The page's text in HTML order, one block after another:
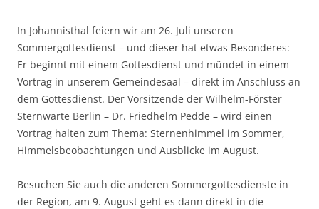
In Johannisthal feiern wir am 26. Juli unseren
Sommergottesdienst – und dieser hat etwas Besonderes:
Er beginnt mit einem Gottesdienst und mündet in einem
Vortrag in unserem Gemeindesaal – direkt im Anschluss an
dem Gottesdienst. Der Vorsitzende der Wilhelm-Förster
Sternwarte Berlin – Dr. Friedhelm Pedde – wird einen
Vortrag halten zum Thema: Sternenhimmel im Sommer,
Himmelsbeobachtungen und Ausblicke im August.
Besuchen Sie auch die anderen Sommergottesdienste in
der Region, am 9. August geht es dann direkt in die